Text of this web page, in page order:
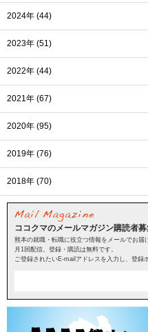
2024年 (44)
2023年 (51)
2022年 (44)
2021年 (67)
2020年 (95)
2019年 (76)
2018年 (70)
ココクマのメールマガジン購読者
熊本の就職・転職に役立つ情報をメールでお届
月1回配信。登録・購読は無料です。
ご登録されたいE-mailアドレスを入力し、登録